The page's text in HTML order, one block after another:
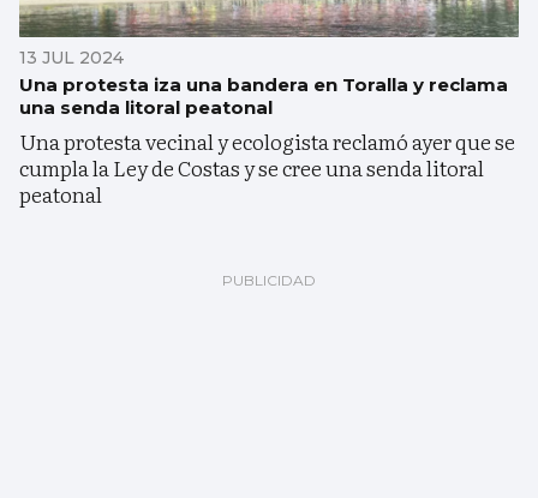
13 JUL 2024
Una protesta iza una bandera en Toralla y reclama
una senda litoral peatonal
Una protesta vecinal y ecologista reclamó ayer que se
cumpla la Ley de Costas y se cree una senda litoral
peatonal